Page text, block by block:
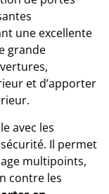
une excellente
grande
et d’apporter
avec les
Il permet
multipoints,
contre les